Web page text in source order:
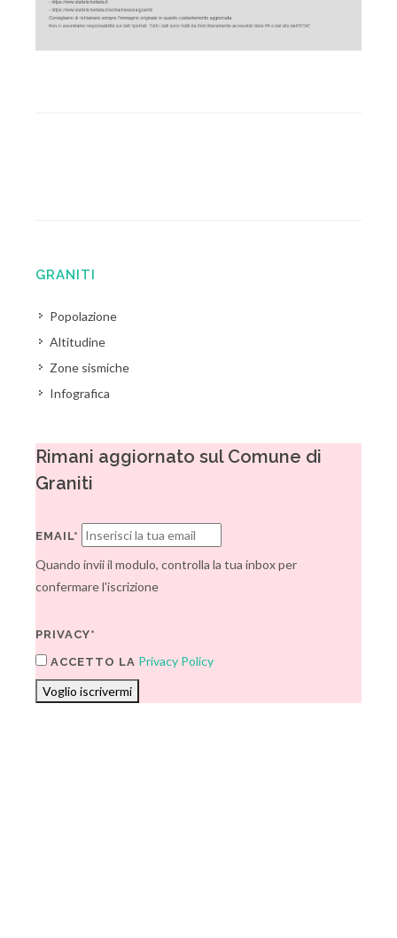
GRANITI
Popolazione
Altitudine
Zone sismiche
Infografica
Rimani aggiornato sul Comune di
Graniti
EMAIL*
Quando invii il modulo, controlla la tua inbox per
confermare l'iscrizione
PRIVACY*
ACCETTO LA Privacy Policy
Voglio iscrivermi